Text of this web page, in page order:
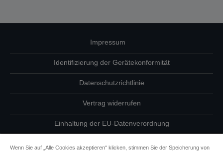
Impressum
Identifizierung der Gerätekonformität
Datenschutzrichtlinie
Vertrag widerrufen
Einhaltung der EU-Datenverordnung
Wenn Sie auf „Alle Cookies akzeptieren“ klicken, stimmen Sie der Speicherung von